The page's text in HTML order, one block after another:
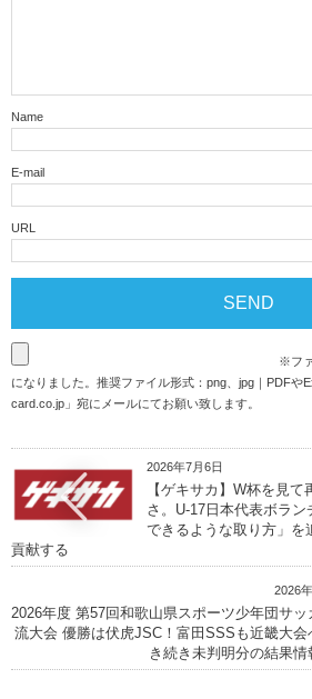
Name
E-mail
URL
※フ
になりました。推奨ファイル形式：png、jpg｜PDFや
card.co.jp 」宛にメールにてお願い致します。
2026年7月6日
【ゲキサカ】W杯を見
さ。U-17日本代表ボラ
できるような取り方」を
貢献する
2026
2026年度 第57回和歌山県スポーツ少年団サッ
流大会 優勝は伏虎JSC！富田SSSも近畿大
き続き未判明分の結果情